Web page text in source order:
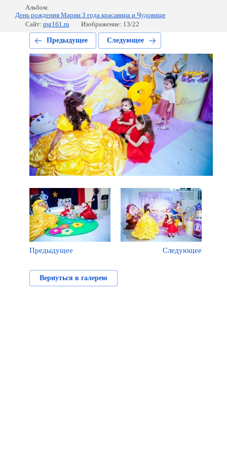
Альбом:
День рождения Марии 3 года красавица и Чудовище
Сайт: mg161.ru Изображение: 13/22
Предыдущее Следующее
Предыдущее Следующее
Вернуться в галерею